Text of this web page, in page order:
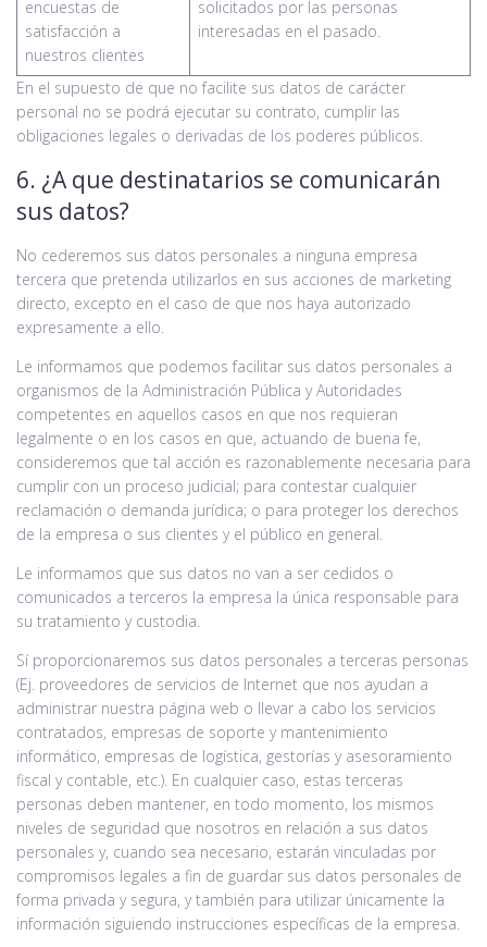
encuestas de
satisfacción a
nuestros clientes
solicitados por las personas
interesadas en el pasado.
En el supuesto de que no facilite sus datos de carácter
personal no se podrá ejecutar su contrato, cumplir las
obligaciones legales o derivadas de los poderes públicos.
6. ¿A que destinatarios se comunicarán
sus datos?
No cederemos sus datos personales a ninguna empresa
tercera que pretenda utilizarlos en sus acciones de marketing
directo, excepto en el caso de que nos haya autorizado
expresamente a ello.
Le informamos que podemos facilitar sus datos personales a
organismos de la Administración Pública y Autoridades
competentes en aquellos casos en que nos requieran
legalmente o en los casos en que, actuando de buena fe,
consideremos que tal acción es razonablemente necesaria para
cumplir con un proceso judicial; para contestar cualquier
reclamación o demanda jurídica; o para proteger los derechos
de la empresa o sus clientes y el público en general.
Le informamos que sus datos no van a ser cedidos o
comunicados a terceros la empresa la única responsable para
su tratamiento y custodia.
Sí proporcionaremos sus datos personales a terceras personas
(Ej. proveedores de servicios de Internet que nos ayudan a
administrar nuestra página web o llevar a cabo los servicios
contratados, empresas de soporte y mantenimiento
informático, empresas de logística, gestorías y asesoramiento
fiscal y contable, etc.). En cualquier caso, estas terceras
personas deben mantener, en todo momento, los mismos
niveles de seguridad que nosotros en relación a sus datos
personales y, cuando sea necesario, estarán vinculadas por
compromisos legales a fin de guardar sus datos personales de
forma privada y segura, y también para utilizar únicamente la
información siguiendo instrucciones específicas de la empresa.